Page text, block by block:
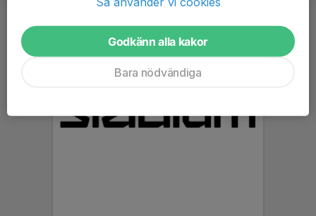
Godkänn alla kakor
Bara nödvändiga